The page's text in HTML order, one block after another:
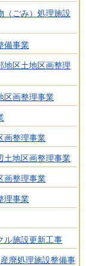
（ごみ）処理施設
備事業
地区土地区画整理
区画整理事業
画整理事業
土地区画整理事業
画整理事業
理事業
ル施設更新工事
廃処理施設整備事